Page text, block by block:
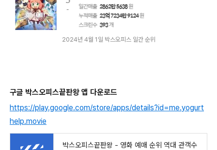
2024년 4월 1일 박스오피스 일간 순위
구글 박스오피스끝판왕 앱 다운로드
https://play.google.com/store/apps/details?id=me.yogurt
help.movie
박스오피스끝판왕 - 영화 예매 순위 역대 관객수